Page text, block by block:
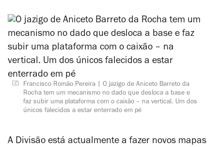
Francisco Romão Pereira
O jazigo de Aniceto Barreto da
Rocha tem um mecanismo no dado que desloca a base e
faz subir uma plataforma com o caixão – na vertical. Um dos
únicos falecidos a estar enterrado em pé
A Divisão está actualmente a fazer novos mapas